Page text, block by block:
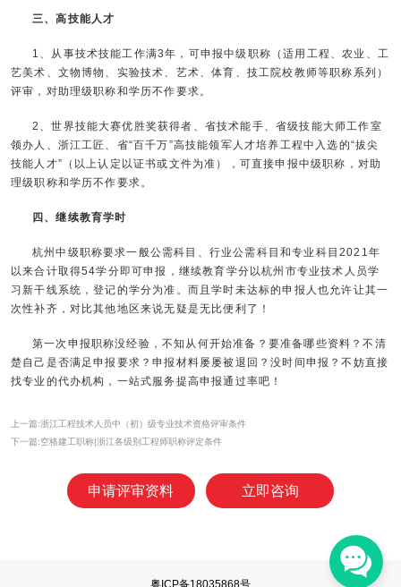
三、高技能人才
1、从事技术技能工作满3年，可申报中级职称（适用工程、农业、工
艺美术、文物博物、实验技术、艺术、体育、技工院校教师等职称系列）
评审，对助理级职称和学历不作要求。
2、世界技能大赛优胜奖获得者、省技术能手、省级技能大师工作室
领办人、浙江工匠、省“百千万”高技能领军人才培养工程中入选的“拔尖
技能人才”（以上认定以证书或文件为准），可直接申报中级职称，对助
理级职称和学历不作要求。
四、继续教育学时
杭州中级职称要求一般公需科目、行业公需科目和专业科目2021年
以来合计取得54学分即可申报，继续教育学分以杭州市专业技术人员学
习新干线系统，登记的学分为准。而且学时未达标的申报人也允许让其一
次性补齐，对比其他地区来说无疑是无比便利了！
第一次申报职称没经验，不知从何开始准备？要准备哪些资料？不清
楚自己是否满足申报要求？申报材料屡屡被退回？没时间申报？不妨直接
找专业的代办机构，一站式服务提高申报通过率吧！
上一篇:浙江工程技术人员中（初）级专业技术资格评审条件
下一篇:空格建工职称|浙江各级别工程师职称评定条件
申请评审资料 立即咨询